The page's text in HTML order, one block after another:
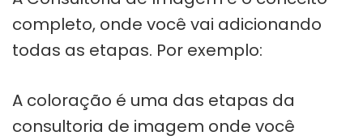
completo, onde você vai adicionando
todas as etapas. Por exemplo:
A coloração é uma das etapas da
consultoria de imagem onde você